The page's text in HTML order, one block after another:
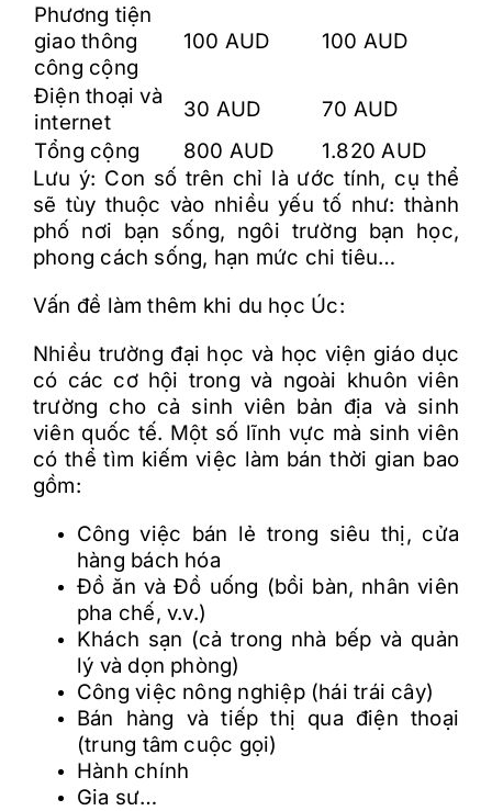
Phương tiện
giao thông
công cộng
100 AUD 100 AUD
Điện thoại và
internet
30 AUD
70 AUD
Tổng cộng
800 AUD
1.820 AUD
Lưu ý: Con số trên chỉ là ước tính, cụ thể
sẽ tùy thuộc vào nhiều yếu tố như: thành
phố nơi bạn sống, ngôi trường bạn học,
phong cách sống, hạn mức chi tiêu…
Vấn đề làm thêm khi du học Úc:
Nhiều trường đại học và học viện giáo dục
có các cơ hội trong và ngoài khuôn viên
trường cho cả sinh viên bản địa và sinh
viên quốc tế. Một số lĩnh vực mà sinh viên
có thể tìm kiếm việc làm bán thời gian bao
gồm:
Công việc bán lẻ trong siêu thị, cửa
hàng bách hóa
Đồ ăn và Đồ uống (bồi bàn, nhân viên
pha chế, v.v.)
Khách sạn (cả trong nhà bếp và quản
lý và dọn phòng)
Công việc nông nghiệp (hái trái cây)
Bán hàng và tiếp thị qua điện thoại
(trung tâm cuộc gọi)
Hành chính
Gia sư…